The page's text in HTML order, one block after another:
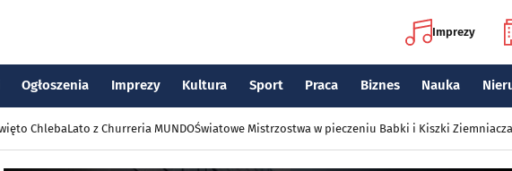
Imprezy
Ogłoszenia Imprezy Kultura Sport Praca Biznes Nauka
ChlebaLato z Churreria MUNDOŚwiatowe Mistrzostwa w pieczeniu Babki i Kiszki